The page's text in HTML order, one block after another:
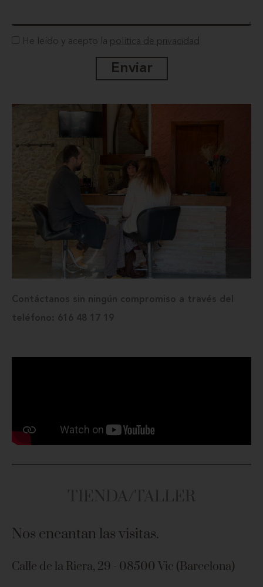
He leído y acepto la política de privacidad
Enviar
Nos encantan las visitas.
Calle de la Riera, 29 - 08500 Vic (Barcelona)